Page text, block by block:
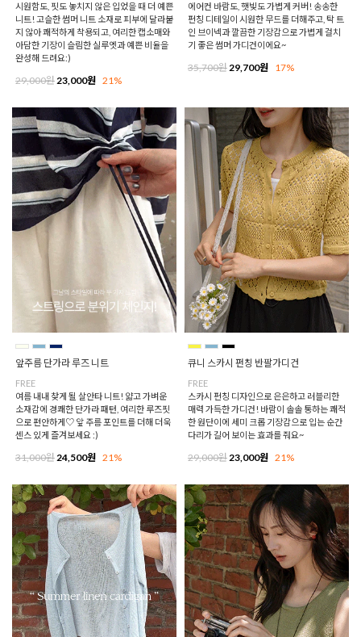
시원함도, 핏도 놓치지 않은 입었을 때 더 예쁜
니트! 고슬한 썸머 니트 소재로 피부에 달라붙
지 않아 쾌적하게 착용되고, 여리한 캡소매와
아담한 기장이 슬림한 실루엣과 예쁜 비율을
완성해 드려요:)
29,000원23,000원 21%
에어컨 바람도, 햇빛도 가볍게 커버! 송송한
펀칭 디테일이 시원한 무드를 더해주고, 탁 트
인 브이넥과 깔끔한 기장감으로 가볍게 걸치
기 좋은 썸머 가디건이에요~
35,700원29,700원 17%
앞주름 단가라 루즈 니트
FREE
여름 내내 찾게 될 살안타 니트! 얇고 가벼운
소재감에 경쾌한 단가라 패턴, 여리한 루즈핏
으로 편안하게♡ 앞 주름 포인트를 더해 더욱
센스 있게 즐겨보세요 :)
31,000원24,500원 21%
큐니 스카시 펀칭 반팔가디건
FREE
스카시 펀칭 디자인으로 은은하고 러블리한
매력 가득한 가디건! 바람이 솔솔 통하는 쾌적
한 원단이에 세미 크롭 기장감으로 입는 순간
다리가 길어 보이는 효과를 줘요~
29,000원23,000원 21%